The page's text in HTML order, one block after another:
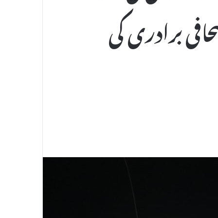
برادری کی